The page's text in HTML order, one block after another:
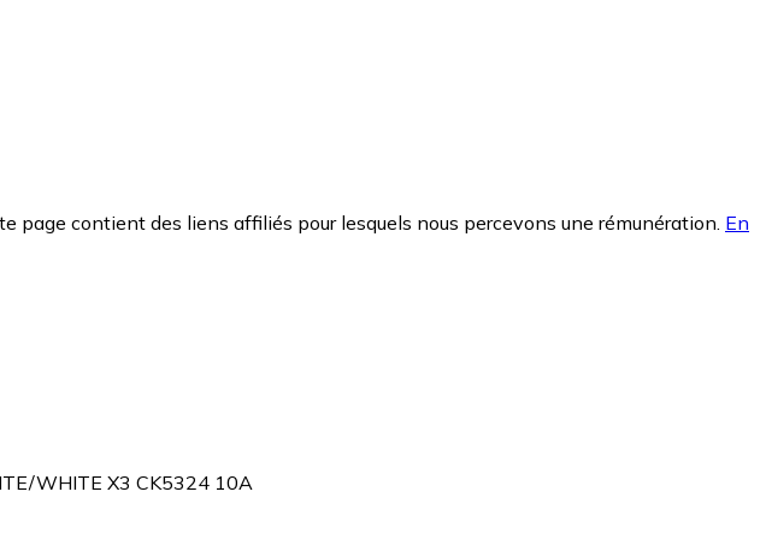
page contient des liens affiliés pour lesquels nous percevons une rémunération. En
WHITE X3 CK5324 10A